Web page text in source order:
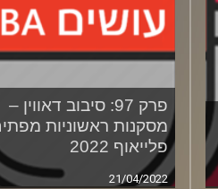
פרק 97: סיבוב דאווין –
מסקנות ראשוניות
פלייאוף 2022
21/04/2022